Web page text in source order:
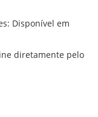
Disponível em
diretamente pelo